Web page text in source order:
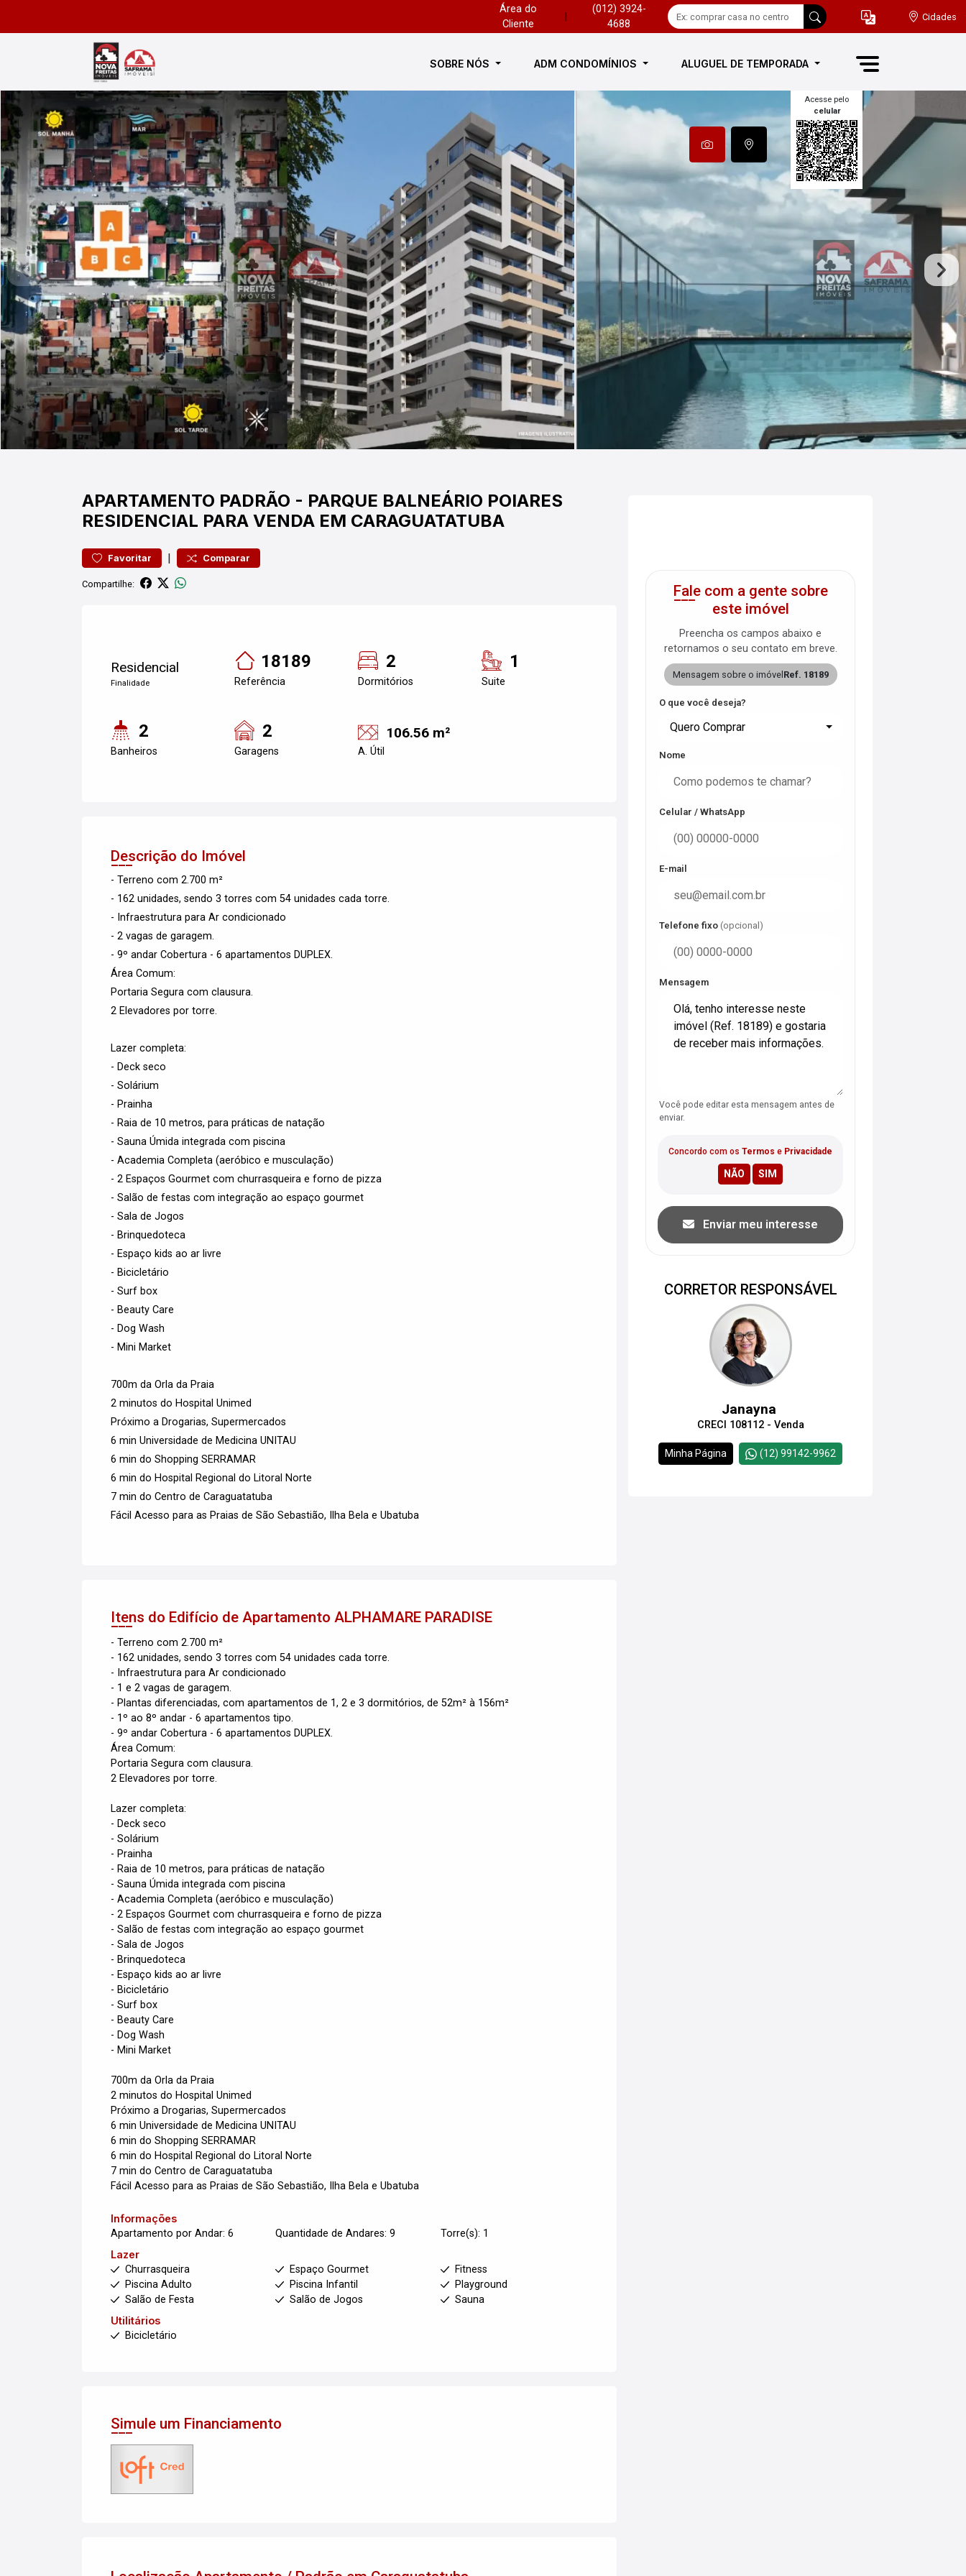
Área do
Cliente
(012) 3924-
4688
Cidades
SOBRE NÓS ADM CONDOMÍNIOS ALUGUEL DE TEMPORADA
Acesse pelo
celular
APARTAMENTO PADRÃO - PARQUE BALNEÁRIO POIARES
RESIDENCIAL PARA VENDA EM CARAGUATATUBA
Favoritar | Comparar
Compartilhe:
Residencial
Finalidade
18189
Referência
2
Dormitórios
1
Suite
2
Banheiros
2
Garagens
106.56 m²
A. Útil
Descrição do Imóvel
- Terreno com 2.700 m²
- 162 unidades, sendo 3 torres com 54 unidades cada torre.
- Infraestrutura para Ar condicionado
- 2 vagas de garagem.
- 9º andar Cobertura - 6 apartamentos DUPLEX.
Área Comum:
Portaria Segura com clausura.
2 Elevadores por torre.
Lazer completa:
- Deck seco
- Solárium
- Prainha
- Raia de 10 metros, para práticas de natação
- Sauna Úmida integrada com piscina
- Academia Completa (aeróbico e musculação)
- 2 Espaços Gourmet com churrasqueira e forno de pizza
- Salão de festas com integração ao espaço gourmet
- Sala de Jogos
- Brinquedoteca
- Espaço kids ao ar livre
- Bicicletário
- Surf box
- Beauty Care
- Dog Wash
- Mini Market
700m da Orla da Praia
2 minutos do Hospital Unimed
Próximo a Drogarias, Supermercados
6 min Universidade de Medicina UNITAU
6 min do Shopping SERRAMAR
6 min do Hospital Regional do Litoral Norte
7 min do Centro de Caraguatatuba
Fácil Acesso para as Praias de São Sebastião, Ilha Bela e Ubatuba
Itens do Edifício de Apartamento ALPHAMARE PARADISE
- Terreno com 2.700 m²
- 162 unidades, sendo 3 torres com 54 unidades cada torre.
- Infraestrutura para Ar condicionado
- 1 e 2 vagas de garagem.
- Plantas diferenciadas, com apartamentos de 1, 2 e 3 dormitórios, de 52m² à 156m²
- 1º ao 8º andar - 6 apartamentos tipo.
- 9º andar Cobertura - 6 apartamentos DUPLEX.
Área Comum:
Portaria Segura com clausura.
2 Elevadores por torre.
Lazer completa:
- Deck seco
- Solárium
- Prainha
- Raia de 10 metros, para práticas de natação
- Sauna Úmida integrada com piscina
- Academia Completa (aeróbico e musculação)
- 2 Espaços Gourmet com churrasqueira e forno de pizza
- Salão de festas com integração ao espaço gourmet
- Sala de Jogos
- Brinquedoteca
- Espaço kids ao ar livre
- Bicicletário
- Surf box
- Beauty Care
- Dog Wash
- Mini Market
700m da Orla da Praia
2 minutos do Hospital Unimed
Próximo a Drogarias, Supermercados
6 min Universidade de Medicina UNITAU
6 min do Shopping SERRAMAR
6 min do Hospital Regional do Litoral Norte
7 min do Centro de Caraguatatuba
Fácil Acesso para as Praias de São Sebastião, Ilha Bela e Ubatuba
Informações
Apartamento por Andar: 6
Quantidade de Andares: 9
Torre(s): 1
Lazer
Churrasqueira
Espaço Gourmet
Fitness
Piscina Adulto
Piscina Infantil
Playground
Salão de Festa
Salão de Jogos
Sauna
Utilitários
Bicicletário
Simule um Financiamento
Fale com a gente sobre
este imóvel
Preencha os campos abaixo e
retornamos o seu contato em breve.
Mensagem sobre o imóvel Ref. 18189
O que você deseja?
Quero Comprar
Nome
Celular / WhatsApp
E-mail
Telefone fixo (opcional)
Mensagem
Você pode editar esta mensagem antes de
enviar.
Concordo com os Termos e Privacidade
Enviar meu interesse
CORRETOR RESPONSÁVEL
Janayna
CRECI 108112 - Venda
Minha Página (12) 99142-9962